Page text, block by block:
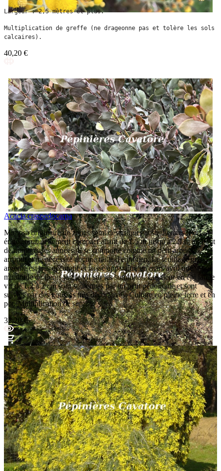
Largeur : 2,5 mètres et plus.
Multiplication de greffe (ne drageonne pas et tolère les sols
calcaires).
40,20 €
Acacia craspedocarpa
Mimosa originaire de zones semi désertiques australiennes. Port
érigé et naturellement compact allant de 1.5 m jusqu'à 2.5 m au bout
de nombreuses années. Il se comporte comme un petit arbuste
arrondi et ne nécessite aucune taille d'entretien. Le feuillage gris-
argenté est très décoratif et laisse apparaître en mars/avril une
multitude de fleurs jaune vif sur les sommités. Les fleur en épi jaune
vif de 1.2 à 2 cm sont soutenues par un petit pédoncule et sont
suivies par des gousses très décoratives. Culture en pleine terre et en
pot. Multiplication de semis.
32,20 €